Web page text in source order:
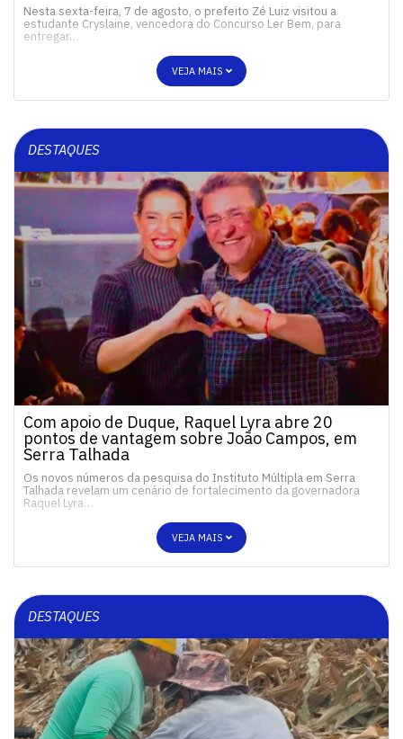
Nesta sexta-feira, 7 de agosto, o prefeito Zé Luiz visitou a
estudante Cryslaine, vencedora do Concurso Ler Bem, para
entregar…
VEJA MAIS
DESTAQUES
Com apoio de Duque, Raquel Lyra abre 20
pontos de vantagem sobre João Campos, em
Serra Talhada
Os novos números da pesquisa do Instituto Múltipla em Serra
Talhada revelam um cenário de fortalecimento da governadora
Raquel Lyra…
VEJA MAIS
DESTAQUES